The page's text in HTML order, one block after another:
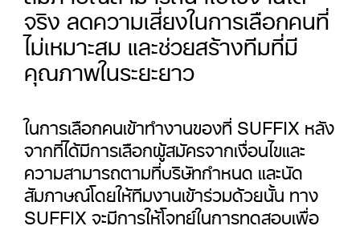
จริง ลดความเสี่ยงในการเลือกคนที่
ไม่เหมาะสม และช่วยสร้างทีมที่มี
คุณภาพในระยะยาว
ในการเลือกคนเข้าทำงานของที่ SUFFIX หลัง
จากที่ได้มีการเลือกผู้สมัครจากเงื่อนไขและ
ความสามารถตามที่บริษัทกำหนด และนัด
สัมภาษณ์โดยให้ทีมงานเข้าร่วมด้วยนั้น ทาง
SUFFIX จะมีการให้โจทย์ในการทดสอบเพื่อ